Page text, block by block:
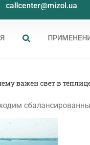
callcenter@mizol.ua
важен свет в